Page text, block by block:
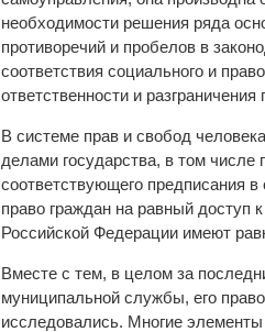
необходимости решения ряда
противоречий и пробелов в
соответствия социального и
ответственности и
В системе прав и свобод
делами государства, в том числе
соответствующего предписания
право граждан на равный доступ
Российской Федерации имеют
Вместе с тем, в целом за
муниципальной службы, его
исследовались. Многие